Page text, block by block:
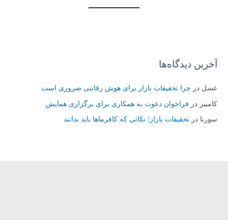
آخرین دیدگاه‌ها
عسل در چرا تحقیقات بازار برای هوش رقابتی ضروری است
کامبیز در فراخوان دعوت به همکاری برای برگزاری همایش
سورنا درتحقیقات بازار؛ نکاتی که کافرماها باید بدانند